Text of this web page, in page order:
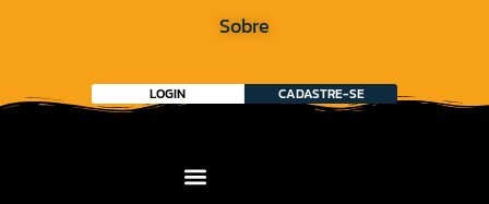
Sobre
LOGIN CADASTRE-SE